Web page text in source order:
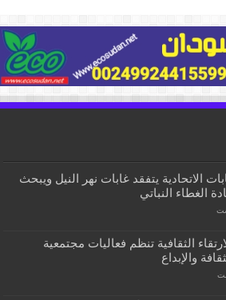
الاتحادية يتفقد غابات نهر النيل ويبحث
الغطاء النباتي
الثقافية تنظم فعاليات مجتمعية
والإبداع